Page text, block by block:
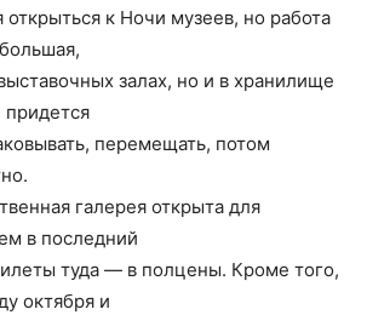
к Ночи музеев, но работа
залах, но и в хранилище
придется
перемещать, потом
галерея открыта для
в последний
туда — в полцены. Кроме того,
октября и